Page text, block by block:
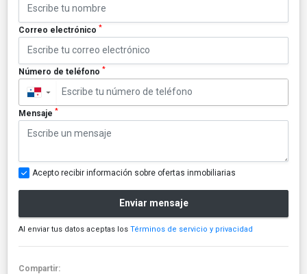
Correo electrónico *
Número de teléfono *
▼
Mensaje *
Acepto recibir información sobre ofertas inmobiliarias
Enviar mensaje
Al enviar tus datos aceptas los Términos de servicio y privacidad
Compartir: